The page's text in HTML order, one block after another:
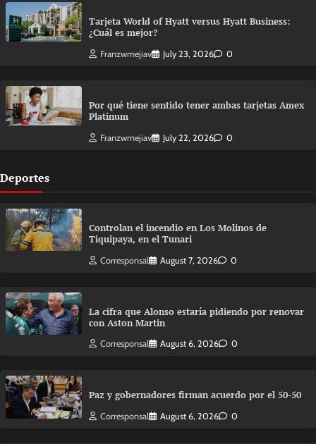
Tarjeta World of Hyatt versus Hyatt Business:
¿Cuál es mejor?
Franzwmejiav July 23, 2026 0
Por qué tiene sentido tener ambas tarjetas Amex
Platinum
Franzwmejiav July 22, 2026 0
Deportes
Controlan el incendio en Los Molinos de
Tiquipaya, en el Tunari
Corresponsal August 7, 2026 0
La cifra que Alonso estaría pidiendo por renovar
con Aston Martin
Corresponsal August 6, 2026 0
Paz y gobernadores firman acuerdo por el 50-50
Corresponsal August 6, 2026 0